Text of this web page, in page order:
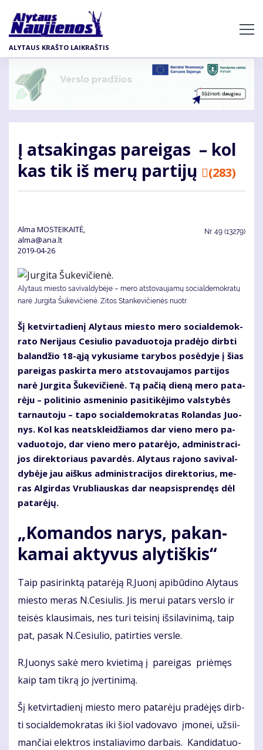
pagrindinį
turinį
ALYTAUS KRAŠTO LAIKRAŠTIS
Į at­sa­kin­gas pa­rei­gas – kol
kas tik iš me­rų par­ti­jų
(283)
Alma MOSTEIKAITĖ,
alma@ana.lt
2019-04-26
Nr. 49 (13279)
Alytaus miesto savivaldybėje – mero atstovaujamų socialdemokratų
narė Jurgita Šukevičienė. Zitos Stankevičienės nuotr.
Šį ket­vir­ta­die­nį Aly­taus mies­to me­ro so­cial­de­mok­
ra­to Ne­ri­jaus Ce­siu­lio pa­va­duo­to­ja pra­dė­jo dirb­ti
ba­lan­džio 18-ąją vy­ku­sia­me ta­ry­bos po­sė­dy­je į šias
pa­rei­gas pa­skir­ta me­ro at­sto­vau­ja­mos par­ti­jos
na­rė Jur­gi­ta Šu­ke­vi­čie­nė. Tą pa­čią die­ną me­ro pa­ta­
rė­ju – po­li­ti­nio as­me­ni­nio pa­si­ti­kė­ji­mo vals­ty­bės
tar­nau­to­ju – ta­po so­cial­de­mok­ra­tas Ro­lan­das Juo­
nys. Kol kas ne­at­sklei­džia­mos dar vie­no me­ro pa­
va­duo­to­jo, dar vie­no me­ro pa­ta­rė­jo, ad­mi­nist­ra­ci­
jos di­rek­to­riaus pa­var­dės. Aly­taus ra­jo­no sa­vi­val­
dy­bė­je jau aiš­kus ad­mi­nist­ra­ci­jos di­rek­to­rius, me­
ras Al­gir­das Vrub­liaus­kas dar neap­si­spren­dęs dėl
pa­ta­rė­jų.
„Ko­man­dos na­rys, pa­kan­
ka­mai ak­ty­vus aly­tiš­kis“
Taip pa­si­rink­tą pa­ta­rė­ją R.Juo­nį api­bū­di­no Aly­taus
mies­to me­ras N.Ce­siu­lis. Jis me­rui pa­tars ver­slo ir
tei­sės klau­si­mais, nes tu­ri tei­si­nį iš­si­la­vi­ni­mą, taip
pat, pa­sak N.Ce­siu­lio, pa­tir­ties ver­sle.
R.Juo­nys sa­kė me­ro kvie­ti­mą į pa­rei­gas pri­ėmęs
kaip tam tik­rą jo įver­ti­ni­mą.
Šį ket­vir­ta­die­nį mies­to me­ro pa­ta­rė­ju pra­dė­jęs dirb­
ti so­cial­de­mok­ra­tas iki šiol va­do­va­vo įmo­nei, už­si­i­
man­čiai elek­tros ins­ta­lia­vi­mo dar­bais. Kan­di­da­tuo­